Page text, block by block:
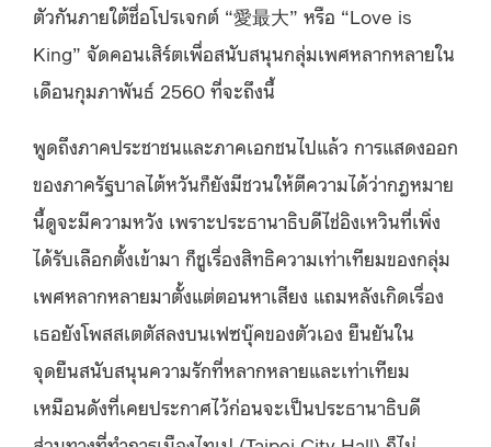
ตัวกันภายใต้ชื่อโปรเจกต์ “愛最大” หรือ “Love is
King” จัดคอนเสิร์ตเพื่อสนับสนุนกลุ่มเพศหลากหลายใน
เดือนกุมภาพันธ์ 2560 ที่จะถึงนี้
พูดถึงภาคประชาชนและภาคเอกชนไปแล้ว การแสดงออก
ของภาครัฐบาลไต้หวันก็ยังมีชวนให้ตีความได้ว่ากฎหมาย
นี้ดูจะมีความหวัง เพราะประธานาธิบดีไช่อิงเหวินที่เพิ่ง
ได้รับเลือกตั้งเข้ามา ก็ชูเรื่องสิทธิความเท่าเทียมของกลุ่ม
เพศหลากหลายมาตั้งแต่ตอนหาเสียง แถมหลังเกิดเรื่อง
เธอยังโพสสเตตัสลงบนเฟซบุ๊คของตัวเอง ยืนยันใน
จุดยืนสนับสนุนความรักที่หลากหลายและเท่าเทียม
เหมือนดังที่เคยประกาศไว้ก่อนจะเป็นประธานาธิบดี